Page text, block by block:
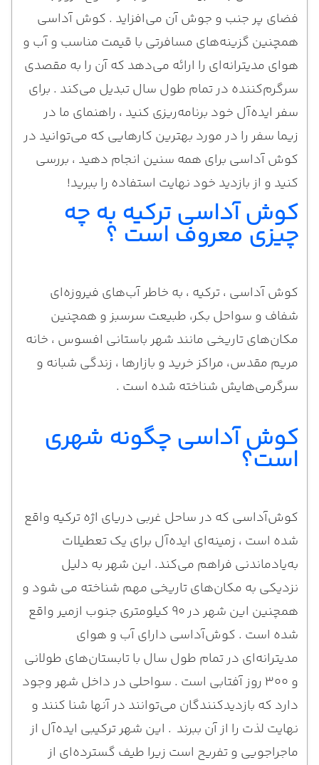
فضای پر جنب و جوش آن می‌افزاید . کوش آداسی
همچنین گزینه‌های مسافرتی با قیمت مناسب و آب و
هوای مدیترانه‌ای را ارائه می‌دهد که آن را به مقصدی
سرگرم‌کننده در تمام طول سال تبدیل می‌کند . برای
سفر ایده‌آل خود برنامه‌ریزی کنید ، راهنمای ما در
زیما سفر را در مورد بهترین کارهایی که می‌توانید در
کوش آداسی برای همه سنین انجام دهید ، بررسی
کنید و از بازدید خود نهایت استفاده را ببرید!
کوش آداسی ترکیه به چه
چیزی معروف است ؟
کوش آداسی ، ترکیه ، به خاطر آب‌های فیروزه‌ای
شفاف و سواحل بکر، طبیعت سرسبز و همچنین
مکان‌های تاریخی مانند شهر باستانی افسوس ، خانه
مریم مقدس، مراکز خرید و بازارها ، زندگی شبانه و
سرگرمی‌هایش شناخته شده است .
کوش آداسی چگونه شهری
است؟
کوش‌آداسی که در ساحل غربی دریای اژه ترکیه واقع
شده است ، زمینه‌ای ایده‌آل برای یک تعطیلات
به‌یادماندنی فراهم می‌کند. این شهر به دلیل
نزدیکی به مکان‌های تاریخی مهم شناخته می شود و
همچنین این شهر در ۹۰ کیلومتری جنوب ازمیر واقع
شده است . کوش‌آداسی دارای آب و هوای
مدیترانه‌ای در تمام طول سال با تابستان‌های طولانی
و ۳۰۰ روز آفتابی است . سواحلی در داخل شهر وجود
دارد که بازدیدکنندگان می‌توانند در آنها شنا کنند و
نهایت لذت را از آن ببرند . این شهر ترکیبی ایده‌آل از
ماجراجویی و تفریح است زیرا طیف گسترده‌ای از